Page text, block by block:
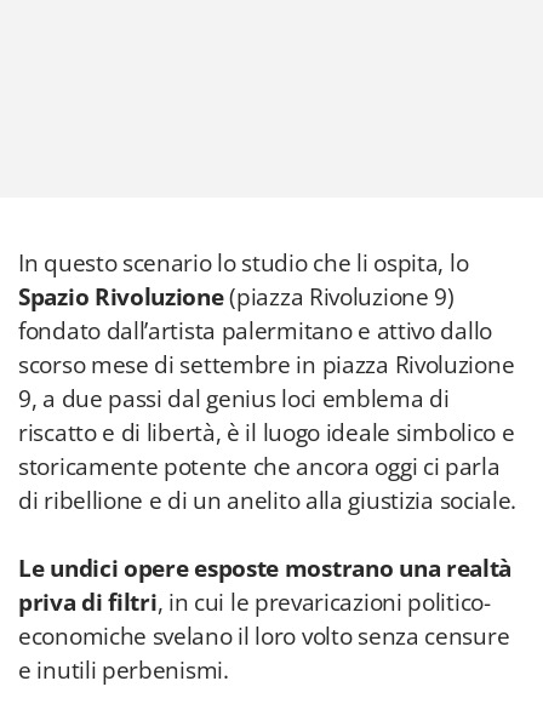
In questo scenario lo studio che li ospita, lo
Spazio Rivoluzione(piazza Rivoluzione 9)
fondato dall’artista palermitano e attivo dallo
scorso mese di settembre in piazza Rivoluzione
9, a due passi dal genius loci emblema di
riscatto e di libertà, è il luogo ideale simbolico e
storicamente potente che ancora oggi ci parla
di ribellione e di un anelito alla giustizia sociale.
Le undici opere esposte mostrano una realtà
priva di filtri, in cui le prevaricazioni politico-
economiche svelano il loro volto senza censure
e inutili perbenismi.